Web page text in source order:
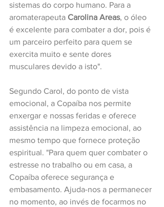
sistemas do corpo humano. Para a
aromaterapeuta Carolina Areas, o óleo
é excelente para combater a dor, pois é
um parceiro perfeito para quem se
exercita muito e sente dores
musculares devido a isto".
Segundo Carol, do ponto de vista
emocional, a Copaíba nos permite
enxergar e nossas feridas e oferece
assistência na limpeza emocional, ao
mesmo tempo que fornece proteção
espiritual. "Para quem quer combater o
estresse no trabalho ou em casa, a
Copaíba oferece segurança e
embasamento. Ajuda-nos a permanecer
no momento, ao invés de focarmos no